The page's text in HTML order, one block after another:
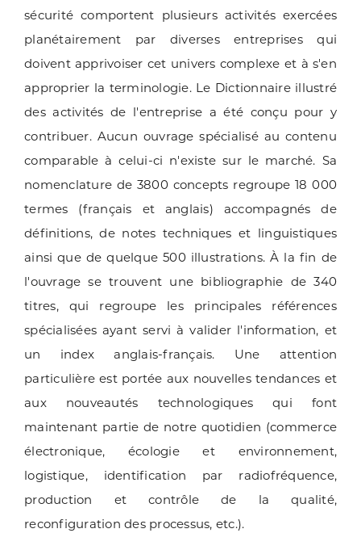
sécurité comportent plusieurs activités exercées
planétairement par diverses entreprises qui
doivent apprivoiser cet univers complexe et à s'en
approprier la terminologie. Le Dictionnaire illustré
des activités de l'entreprise a été conçu pour y
contribuer. Aucun ouvrage spécialisé au contenu
comparable à celui-ci n'existe sur le marché. Sa
nomenclature de 3800 concepts regroupe 18 000
termes (français et anglais) accompagnés de
définitions, de notes techniques et linguistiques
ainsi que de quelque 500 illustrations. À la fin de
l'ouvrage se trouvent une bibliographie de 340
titres, qui regroupe les principales références
spécialisées ayant servi à valider l'information, et
un index anglais-français. Une attention
particulière est portée aux nouvelles tendances et
aux nouveautés technologiques qui font
maintenant partie de notre quotidien (commerce
électronique, écologie et environnement,
logistique, identification par radiofréquence,
production et contrôle de la qualité,
reconfiguration des processus, etc.).